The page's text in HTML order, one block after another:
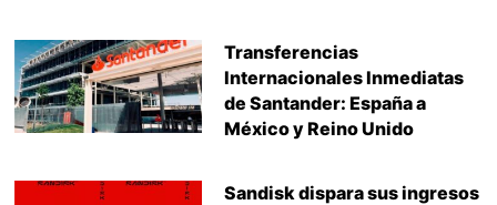
Transferencias
Internacionales Inmediatas
de Santander: España a
México y Reino Unido
Sandisk dispara sus ingresos